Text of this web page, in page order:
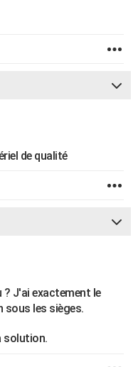
de qualité
J'ai exactement le
sous les sièges.
solution.